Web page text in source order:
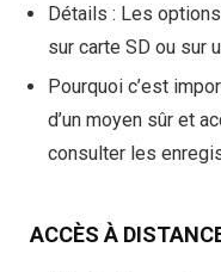
Détails : Les
sur carte SD ou sur
Pourquoi c’est
d’un moyen sûr et
consulter les
ACCÈS À